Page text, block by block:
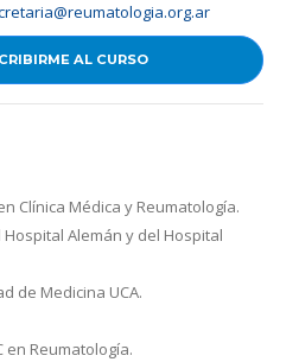
AL CURSO
Clínica Médica y Reumatología.
Alemán y del Hospital
de Medicina UCA.
en Reumatología.